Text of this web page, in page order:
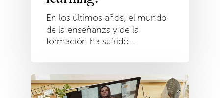
En los últimos años, el mundo
de la enseñanza y de la
formación ha sufrido…